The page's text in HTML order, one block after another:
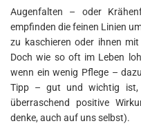
Augenfalten – oder
empfinden die feinen Linien
zu kaschieren oder ihnen
Doch wie so oft im Leben
wenn ein wenig Pflege –
Tipp – gut und wichtig ist,
überraschend positive
denke, auch auf uns selbst).